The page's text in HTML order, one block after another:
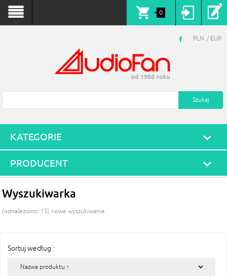
0
PLN EUR
KATEGORIE
PRODUCENT
Wyszukiwarka
(odnaleziono: 15) nowe wyszukiwanie
Sortuj według :